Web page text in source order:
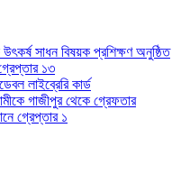
সাধন বিষয়ক প্রশিক্ষণ অনুষ্ঠিত
১৩
লাইব্রেরি কার্ড
গাজীপুর থেকে গ্রেফতার
গ্রেপ্তার ১